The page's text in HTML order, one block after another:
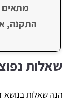
מתאים
התקנה,
שאלות
הנה שאלות בנושא